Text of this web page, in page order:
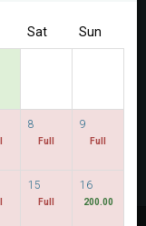
Sat Sun
8
Full
9
Full
15
Full
16
200.00